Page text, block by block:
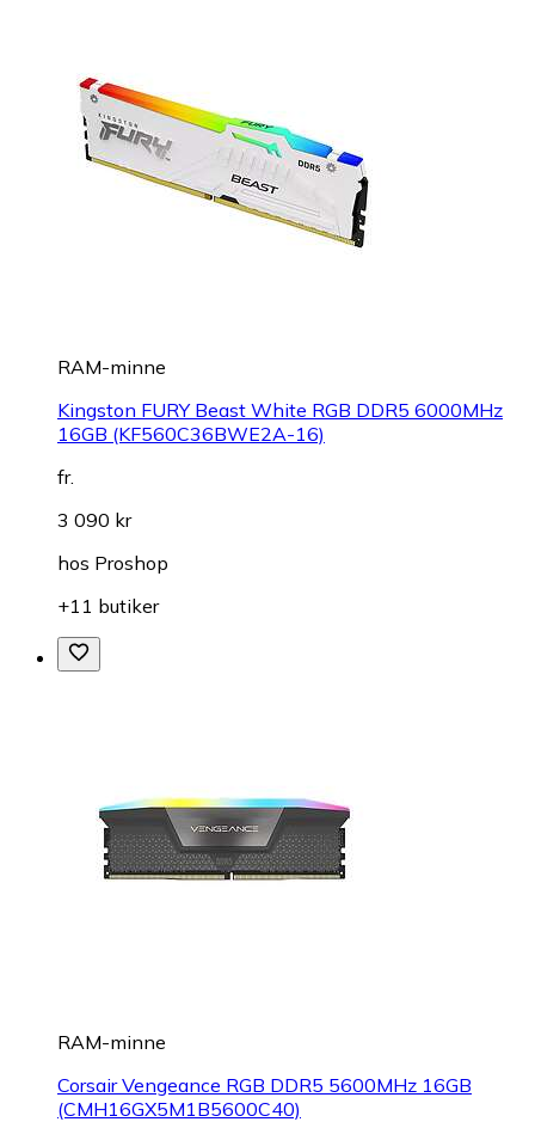
RAM-minne
Kingston FURY Beast White RGB DDR5 6000MHz
16GB (KF560C36BWE2A-16)
fr.
3 090 kr
hos Proshop
+11 butiker
RAM-minne
Corsair Vengeance RGB DDR5 5600MHz 16GB
(CMH16GX5M1B5600C40)